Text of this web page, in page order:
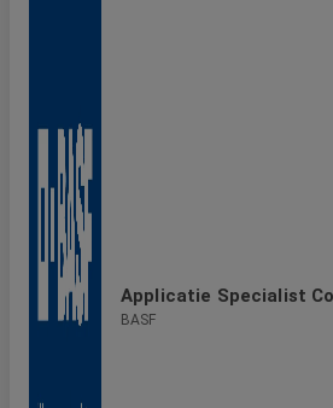
Applicatie Specialist
BASF